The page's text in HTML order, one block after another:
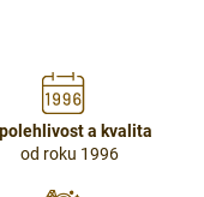
a kvalita
od roku 1996